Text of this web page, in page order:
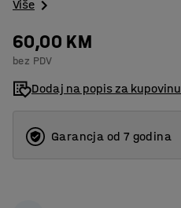
Više
60,00 KM
bez PDV
Dodaj na popis za kupovinu
Garancja od 7 godina